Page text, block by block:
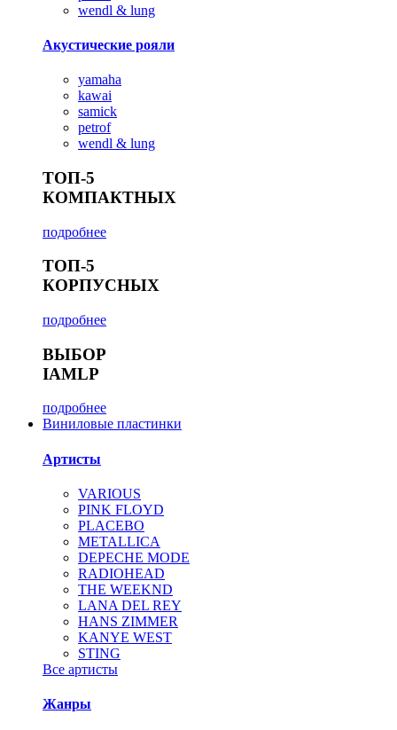
wendl & lung
Акустические рояли
yamaha
kawai
samick
petrof
wendl & lung
ТОП-5
КОМПАКТНЫХ
подробнее
ТОП-5
КОРПУСНЫХ
подробнее
ВЫБОР
IAMLP
подробнее
Виниловые пластинки
Артисты
VARIOUS
PINK FLOYD
PLACEBO
METALLICA
DEPECHE MODE
RADIOHEAD
THE WEEKND
LANA DEL REY
HANS ZIMMER
KANYE WEST
STING
Все артисты
Жанры